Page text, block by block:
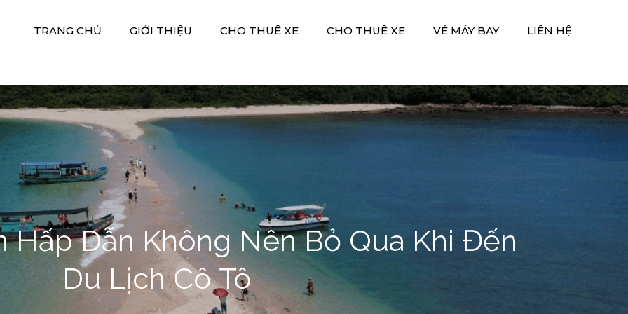
TRANG CHỦ GIỚI THIỆU CHO THUÊ XE CHO THUÊ XE VÉ MÁY BAY LIÊN HỆ
Hấp Dẫn Không Nên Bỏ Qua Khi Đến
Du Lịch Cô Tô